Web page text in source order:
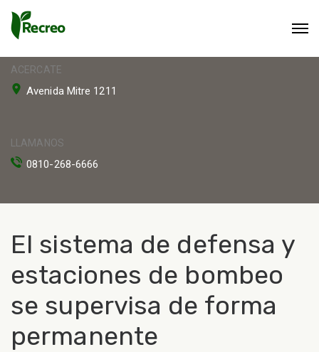
ACERCATE
Avenida Mitre 1211
LLAMANOS
0810-268-6666
El sistema de defensa y
estaciones de bombeo
se supervisa de forma
permanente